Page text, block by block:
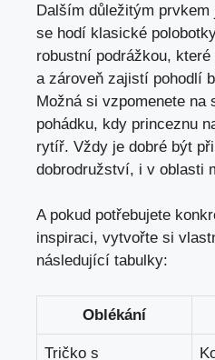
Dalším důležitým prvkem
se hodí klasické
robustní podrážkou,
a zároveň zajistí pohodlí
Možná si vzpomenete na
pohádku, kdy princeznu
rytíř. Vždy je dobré být
dobrodružství, i v oblasti
A pokud potřebujete
inspiraci, vytvořte si
následující tabulky:
Oblékání
Tričko s